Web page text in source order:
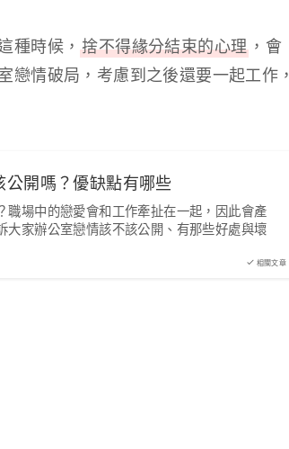
種時候，捨不得緣分結束的心理 ，會
戀情破局，考慮到之後還要一起工作，
相關文章
開嗎？優缺點有哪些
場中的戀愛會和工作牽扯在一起，因此會產
大家辦公室戀情該不該公開、有那些好處與壞